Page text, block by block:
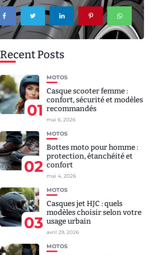
Recent Posts
01
MOTOS
Casque scooter femme :
confort, sécurité et modèles
recommandés
mai 6, 2026
02
MOTOS
Bottes moto pour homme :
protection, étanchéité et
confort
mai 4, 2026
03
MOTOS
Casques jet HJC : quels
modèles choisir selon votre
usage urbain
avril 29, 2026
MOTOS